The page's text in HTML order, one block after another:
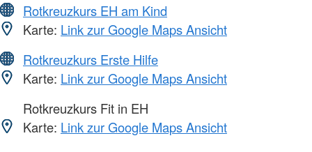
Rotkreuzkurs EH am Kind
Karte: Link zur Google Maps Ansicht
Rotkreuzkurs Erste Hilfe
Karte: Link zur Google Maps Ansicht
Rotkreuzkurs Fit in EH
Karte: Link zur Google Maps Ansicht